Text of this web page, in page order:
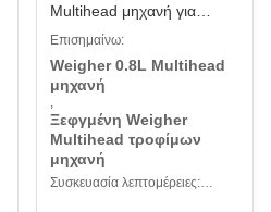
Multihead μηχανή για
ξεφγμένο μπισκότο
τροφίμων σταφίδων το η
Pet
Επισημαίνω:
Weigher 0.8L Multihead
μηχανή
,
Ξεφγμένη Weigher
Multihead τροφίμων
μηχανή
Συσκευασία λεπτομέρειες: